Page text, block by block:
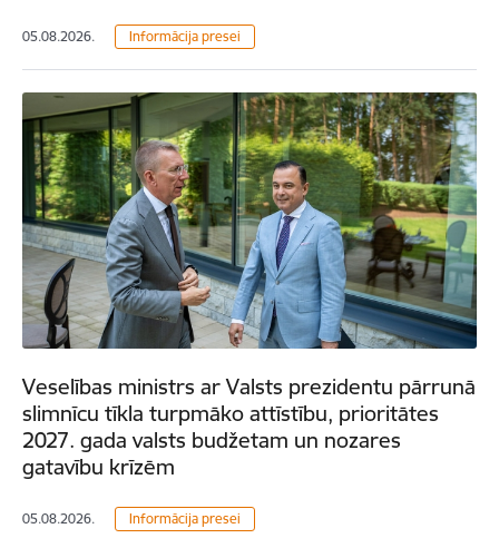
05.08.2026. Informācija presei
Veselības ministrs ar Valsts prezidentu pārrunā
slimnīcu tīkla turpmāko attīstību, prioritātes
2027. gada valsts budžetam un nozares
gatavību krīzēm
05.08.2026. Informācija presei